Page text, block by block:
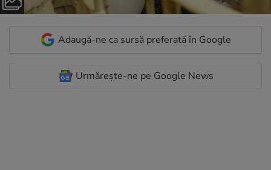
Adaugă-ne ca sursă preferată în Google
Urmărește-ne pe Google News